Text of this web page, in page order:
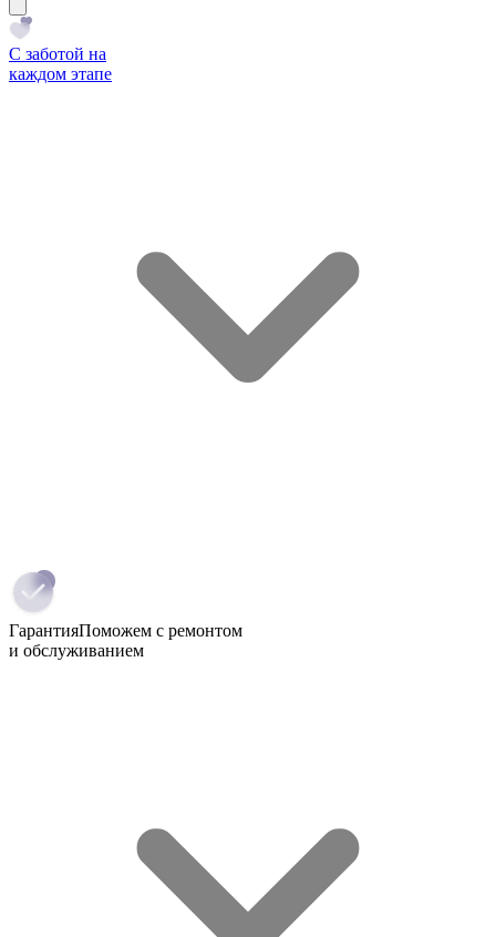
С заботой на
каждом этапе
ГарантияПоможем с ремонтом
и обслуживанием